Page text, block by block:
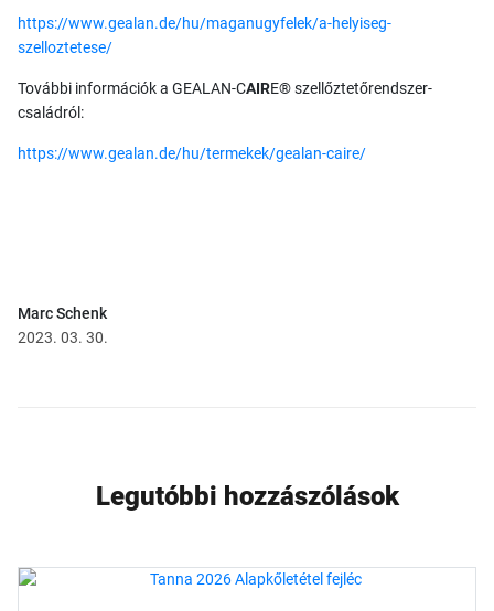
https://www.gealan.de/hu/maganugyfelek/a-helyiseg-
szelloztetese/
További információk a GEALAN-CAIRE® szellőztetőrendszer-
családról:
https://www.gealan.de/hu/termekek/gealan-caire/
Marc Schenk
2023. 03. 30.
Legutóbbi hozzászólások